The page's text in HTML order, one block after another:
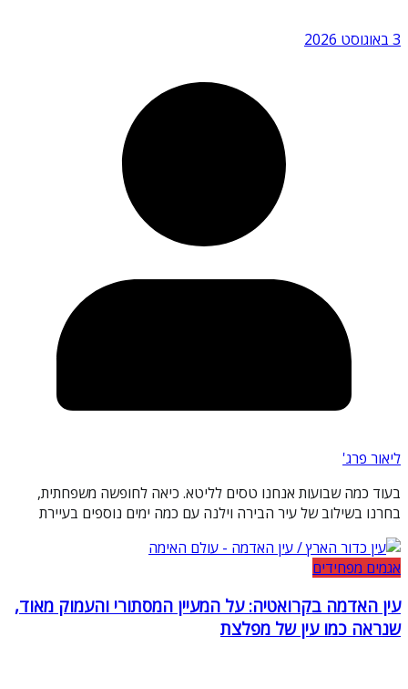
3 באוגוסט 2026
ליאור פרג'
בעוד כמה שבועות אנחנו טסים לליטא. כיאה לחופשה משפחתית,
בחרנו בשילוב של עיר הבירה וילנה עם כמה ימים נוספים בעיירת
אגמים מפחידים
עין האדמה בקרואטיה: על המעיין המסתורי והעמוק מאוד,
שנראה כמו עין של מפלצת